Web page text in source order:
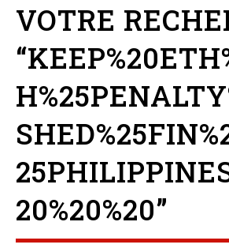
VOTRE
20%20%20”